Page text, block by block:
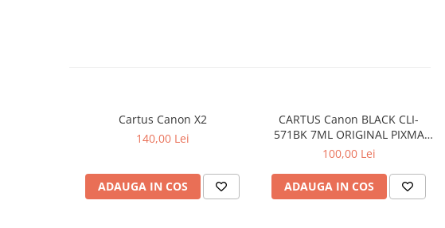
Cartus Canon X2
140,00 Lei
ADAUGA IN COS
CARTUS Canon BLACK CLI-
571BK 7ML ORIGINAL PIXMA
MG6850
100,00 Lei
ADAUGA IN COS